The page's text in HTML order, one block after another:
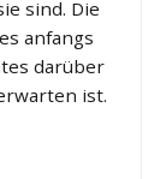
sind. Die
anfangs
darüber
ist.